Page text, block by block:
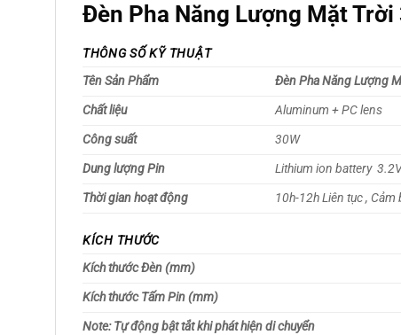
Đèn Pha Năng Lượng Mặt Trời
THÔNG SỐ KỸ THUẬT
Tên Sản Phẩm
Đèn Pha Năng Lượng
Chất liệu
Aluminum + PC lens
Công suất
30W
Dung lượng Pin
Lithium ion battery
Thời gian hoạt động
10h-12h Liên tục ,
KÍCH THƯỚC
Kích thước Đèn (mm)
Kích thước Tấm Pin
Note: Tự động bật tắt khi phát hiện di chuyển